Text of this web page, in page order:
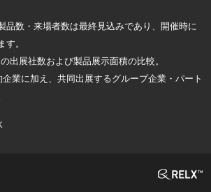
品数・来場者数は最終見込みであり、開催時に
。
出展社数および製品展示面積の比較。
業に加え、共同出展するグループ企業・パート